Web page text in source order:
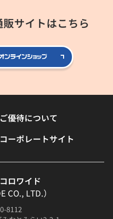
サイトはこちら
公式コロ
優待について
ーポレートサイト
ロワイド
CO., LTD.）
8112